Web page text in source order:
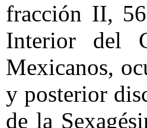
fracción II,
Interior del
Mexicanos,
y posterior
de la